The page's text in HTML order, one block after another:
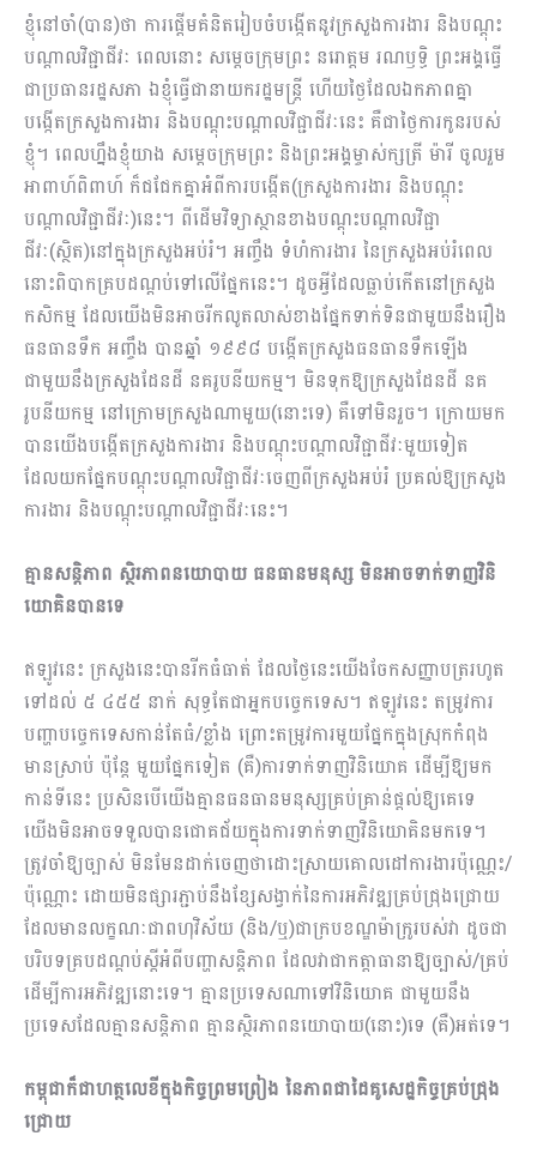
ខ្ញុំនៅចាំ(បាន)ថា ការផ្តើមគំនិតរៀបចំបង្កើតនូវក្រសួងការងារ និងបណ្តុះ
បណ្តាលវិជ្ជាជីវៈ ពេលនោះ សម្តេចក្រុមព្រះ នរោត្តម រណឫទ្ធិ ព្រះអង្គធ្វើ
ជាប្រធានរដ្ឋសភា ឯខ្ញុំធ្វើជានាយករដ្ឋមន្រ្តី ហើយថ្ងៃដែលឯកភាពគ្នា
បង្កើតក្រសួងការងារ និងបណ្តុះបណ្តាលវិជ្ជាជីវៈនេះ គឺជាថ្ងៃការកូនរបស់
ខ្ញុំ។ ពេលហ្នឹងខ្ញុំយាង សម្តេចក្រុមព្រះ និងព្រះអង្គម្ចាស់ក្សត្រី ម៉ារី ចូលរួម
អាពាហ៍ពិពាហ៍ ក៏ជជែកគ្នាអំពីការបង្កើត(ក្រសួងការងារ និងបណ្តុះ
បណ្តាលវិជ្ជាជីវៈ)នេះ។ ពីដើមវិទ្យាស្ថានខាងបណ្តុះបណ្តាលវិជ្ជា
ជីវៈ(ស្ថិត)នៅក្នុងក្រសួងអប់រំ។ អញ្ចឹង ទំហំការងារ នៃក្រសួងអប់រំពេល
នោះពិបាកគ្របដណ្តប់ទៅលើផ្នែកនេះ។ ដូចអ្វីដែលធ្លាប់កើតនៅក្រសួង
កសិកម្ម ដែលយើងមិនអាចរីកលូតលាស់ខាងផ្នែកទាក់ទិនជាមួយនឹងរឿង
ធនធានទឹក អញ្ចឹង បានឆ្នាំ ១៩៩៨ បង្កើតក្រសួងធនធានទឹកឡើង
ជាមួយនឹងក្រសួងដែនដី នគរូបនីយកម្ម។ មិនទុកឱ្យក្រសួងដែនដី នគ
រូបនីយកម្ម នៅក្រោមក្រសួងណាមួយ(នោះទេ) គឺទៅមិនរួច។ ក្រោយមក
បានយើងបង្កើតក្រសួងការងារ និងបណ្តុះបណ្តាលវិជ្ជាជីវៈមួយទៀត
ដែលយកផ្នែកបណ្តុះបណ្តាលវិជ្ជាជីវៈចេញពីក្រសួងអប់រំ ប្រគល់ឱ្យក្រសួង
ការងារ និងបណ្តុះបណ្ដាលវិជ្ជាជីវៈនេះ។
គ្មានសន្តិភាព ស្ថិរភាពនយោបាយ ធនធានមនុស្ស មិនអាចទាក់ទាញវិនិ
យោគិនបានទេ
ឥឡូវនេះ ក្រសួងនេះបានរីកធំធាត់​ ដែលថ្ងៃនេះយើងចែកសញ្ញាបត្ររហូត
ទៅដល់ ៥ ៤៥៥ នាក់ សុទ្ធតែជាអ្នកបច្ចេកទេស។ ឥឡូវនេះ តម្រូវការ
បញ្ហាបច្ចេកទេសកាន់តែធំ/ខ្លាំង ព្រោះតម្រូវការមួយផ្នែកក្នុងស្រុកកំពុង
មានស្រាប់ ប៉ុន្តែ មួយផ្នែកទៀត (គឺ)ការទាក់ទាញវិនិយោគ ដើម្បីឱ្យមក
កាន់ទីនេះ ប្រសិនបើយើងគ្មានធនធានមនុស្សគ្រប់គ្រាន់ផ្តល់ឱ្យគេទេ
យើងមិនអាចទទួលបានជោគជ័យក្នុងការទាក់ទាញវិនិយោគិនមកទេ។
ត្រូវចាំឱ្យច្បាស់ មិនមែនដាក់ចេញថាដោះស្រាយគោលដៅការងារប៉ុណ្ណេះ/
ប៉ុណ្ណោះ ដោយមិនផ្សារភ្ជាប់នឹងខ្សែសង្វាក់នៃការអភិវឌ្ឍគ្រប់ជ្រុងជ្រោយ
ដែលមានលក្ខណៈជាពហុវិស័យ (និង/ឬ)ជាក្របខណ្ឌម៉ាក្រូរបស់វា ដូចជា
បរិបទគ្របដណ្តប់ស្តីអំពីបញ្ហាសន្តិភាព ដែលវាជាកត្តាធានាឱ្យច្បាស់/គ្រប់
ដើម្បីការអភិវឌ្ឍនោះទេ។ គ្មានប្រទេសណាទៅវិនិយោគ ជាមួយនឹង
ប្រទេសដែលគ្មានសន្តិភាព គ្មានស្ថិរភាពនយោបាយ(នោះ)ទេ (គឺ)អត់ទេ។
កម្ពុជាក៏ជាហត្ថលេខីក្នុងកិច្ចព្រមព្រៀង នៃភាពជាដៃគូសេដ្ឋកិច្ចគ្រប់ជ្រុង
ជ្រោយ